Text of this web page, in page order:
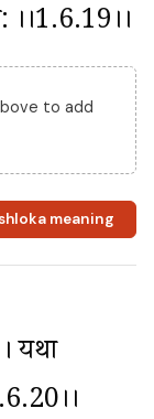
।।1.6.19।।
to add
meaning
यथा